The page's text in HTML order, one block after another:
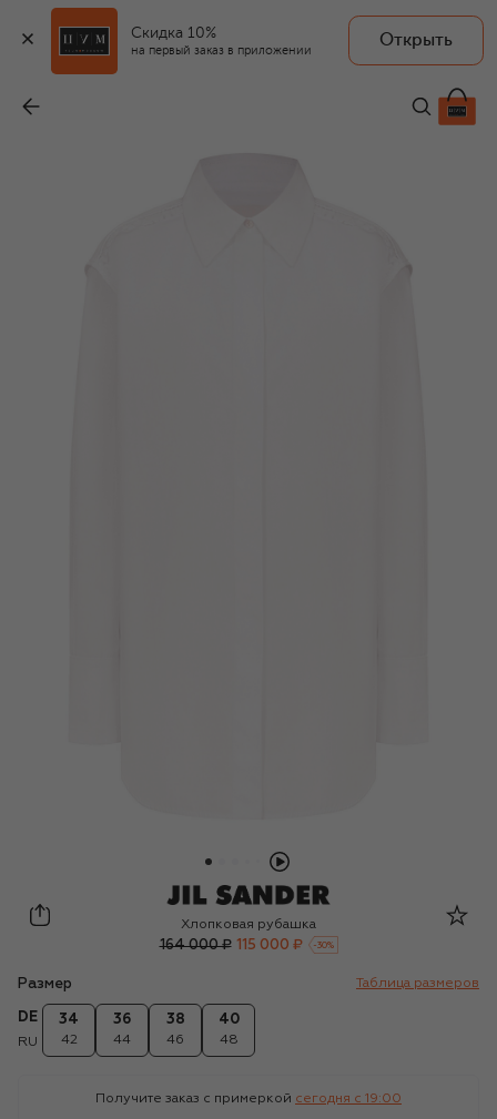
Скидка 10%
на первый заказ в приложении
Открыть
115 000 ₽
Jil Sander
Хлопковая рубашка
164 000 ₽ 115 000 ₽ -30%
Размер Таблица размеров
DE
RU
34
42
36
44
38
46
40
48
Получите заказ с примеркой сегодня c 19:00